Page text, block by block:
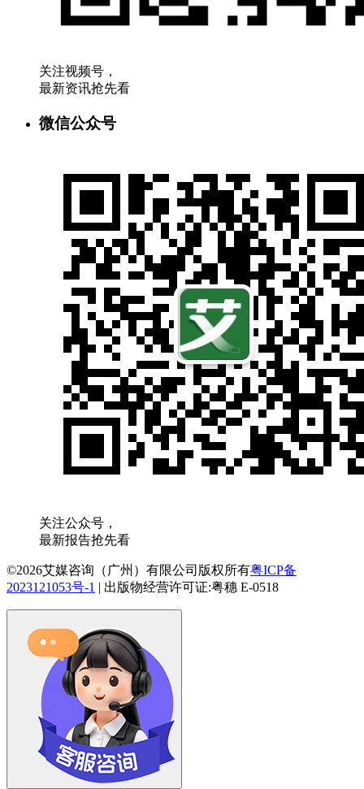
关注视频号，
最新资讯抢先看
微信公众号
关注公众号，
最新报告抢先看
©2026艾媒咨询（广州）有限公司版权所有粤ICP备
2023121053号-1 | 出版物经营许可证:粤穗 E-0518